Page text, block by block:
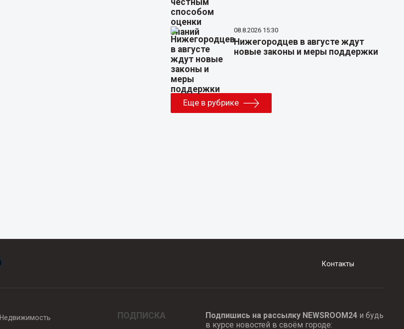
08.8.2026 15:30
Нижегородцев в августе ждут
новые законы и меры поддержки
Еще в рубрике
Контакты
Недвижимость ПОДПИСКА Подпишись на рассылку NEWSROOM24и будь
в курсе новостей в своём городе: